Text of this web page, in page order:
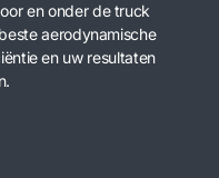
en onder de truck
aerodynamische
en uw resultaten